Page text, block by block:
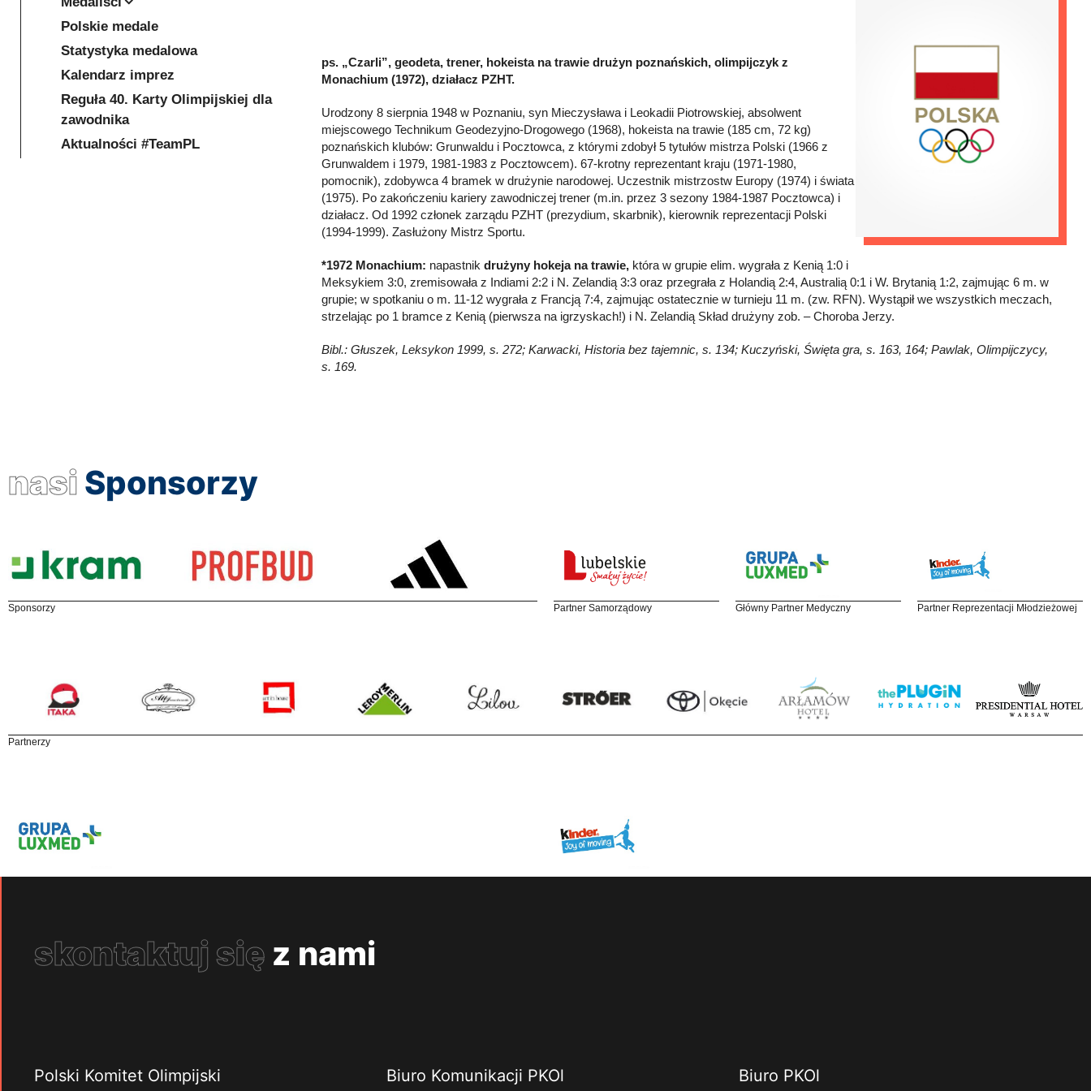
ps. „Czarli”, geodeta, trener, hokeista na trawie drużyn poznańskich, olimpijczyk z
Monachium (1972), działacz PZHT.
Urodzony 8 sierpnia 1948 w Poznaniu, syn Mieczysława i Leokadii Piotrowskiej, absolwent
miejscowego Technikum Geodezyjno-Drogowego (1968), hokeista na trawie (185 cm, 72 kg)
poznańskich klubów: Grunwaldu i Pocztowca, z którymi zdobył 5 tytułów mistrza Polski (1966 z
Grunwaldem i 1979, 1981-1983 z Pocztowcem). 67-krotny reprezentant kraju (1971-1980,
pomocnik), zdobywca 4 bramek w drużynie narodowej. Uczestnik mistrzostw Europy (1974) i świata
(1975). Po zakończeniu kariery zawodniczej trener (m.in. przez 3 sezony 1984-1987 Pocztowca) i
działacz. Od 1992 członek zarządu PZHT (prezydium, skarbnik), kierownik reprezentacji Polski
(1994-1999). Zasłużony Mistrz Sportu.
*1972 Monachium: napastnik drużyny hokeja na trawie, która w grupie elim. wygrała z Kenią 1:0 i
Meksykiem 3:0, zremisowała z Indiami 2:2 i N. Zelandią 3:3 oraz przegrała z Holandią 2:4, Australią 0:1 i W. Brytanią 1:2, zajmując 6 m. w
grupie; w spotkaniu o m. 11-12 wygrała z Francją 7:4, zajmując ostatecznie w turnieju 11 m. (zw. RFN). Wystąpił we wszystkich meczach,
strzelając po 1 bramce z Kenią (pierwsza na igrzyskach!) i N. Zelandią Skład drużyny zob. – Choroba Jerzy.
Bibl.: Głuszek, Leksykon 1999, s. 272; Karwacki, Historia bez tajemnic, s. 134; Kuczyński, Święta gra, s. 163, 164; Pawlak, Olimpijczycy,
s. 169.
Polskie medale
Statystyka medalowa
Kalendarz imprez
Reguła 40. Karty Olimpijskiej dla
zawodnika
Aktualności #TeamPL
nasi Sponsorzy
Sponsorzy Partner Samorządowy Główny Partner Medyczny Partner Reprezentacji Młodzieżowej
Partnerzy
skontaktuj się z nami
Polski Komitet Olimpijski Biuro Komunikacji PKOl Biuro PKOl